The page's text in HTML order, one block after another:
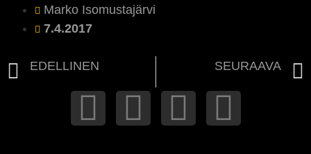
Marko Isomustajärvi
7.4.2017
EDELLINEN SEURAAVA